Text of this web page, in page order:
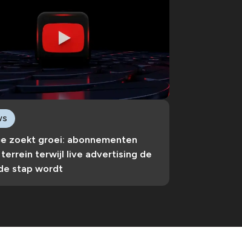
zoekt groei: abonnementen
terrein terwijl live advertising de
stap wordt